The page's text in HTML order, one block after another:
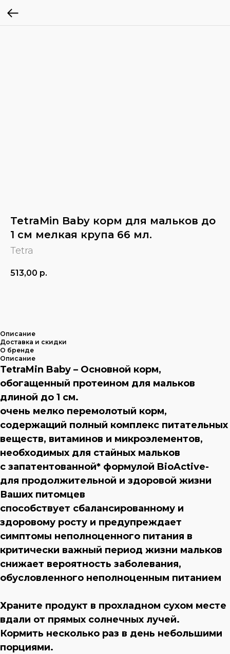
TetraMin Baby корм для мальков до
1 см мелкая крупа 66 мл.
Tetra
513,00 р.
Описание
Доставка и скидки
О бренде
Описание
TetraMin Baby – Основной корм,
обогащенный протеином для мальков
длиной до 1 см.
очень мелко перемолотый корм,
содержащий полный комплекс питательных
веществ, витаминов и микроэлементов,
необходимых для стайных мальков
с запатентованной* формулой BioActive-
для продолжительной и здоровой жизни
Ваших питомцев
способствует сбалансированному и
здоровому росту и предупреждает
симптомы неполноценного питания в
критически важный период жизни мальков
снижает вероятность заболевания,
обусловленного неполноценным питанием
Храните продукт в прохладном сухом месте
вдали от прямых солнечных лучей.
Кормить несколько раз в день небольшими
порциями.